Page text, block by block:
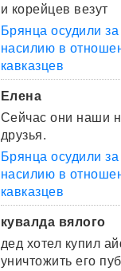
и корейцев везут
Брянца осудили
насилию в
кавказцев
Елена
Сейчас они наши
друзья.
Брянца осудили
насилию в
кавказцев
кувалда вялого
дед хотел купил
уничтожить его